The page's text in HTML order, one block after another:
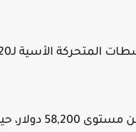
ويتمركز